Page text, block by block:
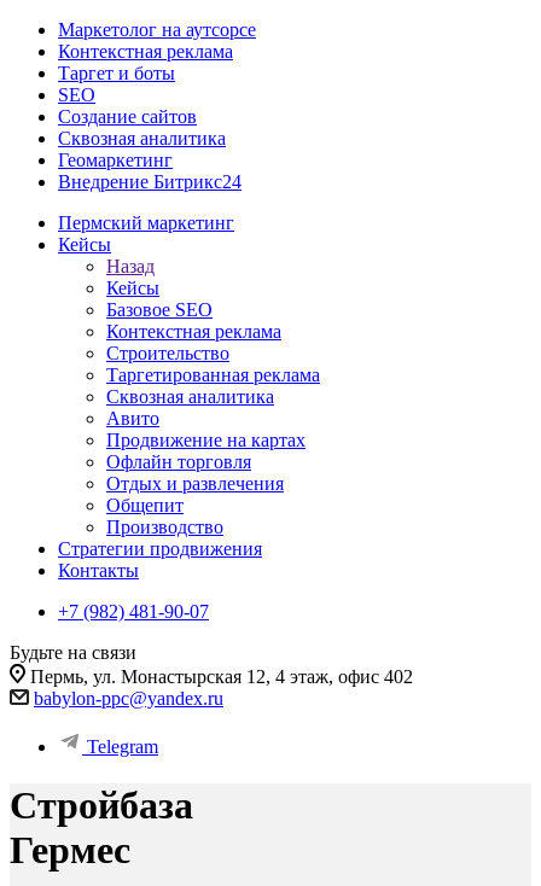
Маркетолог на аутсорсе
Контекстная реклама
Таргет и боты
SEO
Создание сайтов
Сквозная аналитика
Геомаркетинг
Внедрение Битрикс24
Пермский маркетинг
Кейсы
Назад
Кейсы
Базовое SEO
Контекстная реклама
Строительство
Таргетированная реклама
Сквозная аналитика
Авито
Продвижение на картах
Офлайн торговля
Отдых и развлечения
Общепит
Производство
Стратегии продвижения
Контакты
+7 (982) 481-90-07
Будьте на связи
Пермь, ул. Монастырская 12, 4 этаж, офис 402
babylon-ppc@yandex.ru
Telegram
Стройбаза
Гермес